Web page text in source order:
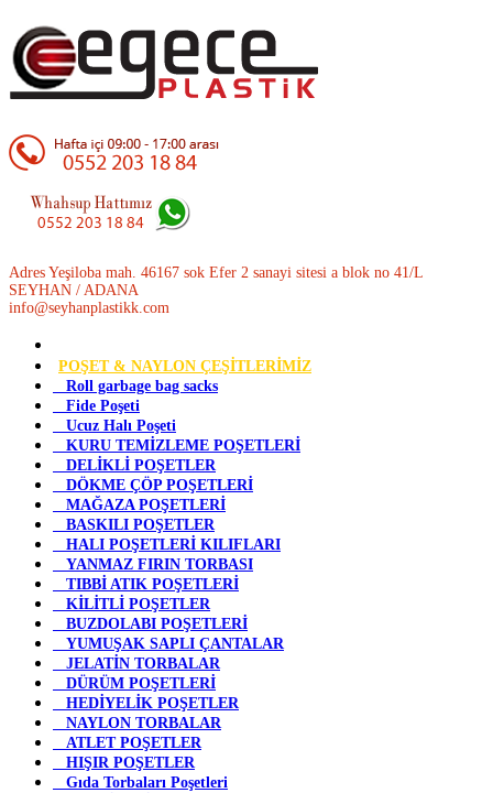
Adres Yeşiloba mah. 46167 sok Efer 2 sanayi sitesi a blok no 41/L
SEYHAN / ADANA
info@seyhanplastikk.com
POŞET & NAYLON ÇEŞİTLERİMİZ
Roll garbage bag sacks
Fide Poşeti
Ucuz Halı Poşeti
KURU TEMİZLEME POŞETLERİ
DELİKLİ POŞETLER
DÖKME ÇÖP POŞETLERİ
MAĞAZA POŞETLERİ
BASKILI POŞETLER
HALI POŞETLERİ KILIFLARI
YANMAZ FIRIN TORBASI
TIBBİ ATIK POŞETLERİ
KİLİTLİ POŞETLER
BUZDOLABI POŞETLERİ
YUMUŞAK SAPLI ÇANTALAR
JELATİN TORBALAR
DÜRÜM POŞETLERİ
HEDİYELİK POŞETLER
NAYLON TORBALAR
ATLET POŞETLER
HIŞIR POŞETLER
Gıda Torbaları Poşetleri